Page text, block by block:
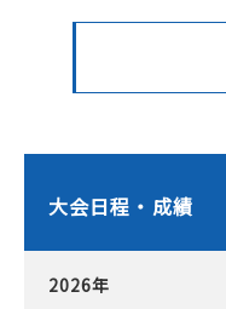
大会日程・成績
2026年